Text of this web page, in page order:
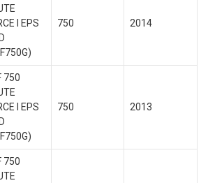
I EPS
750 2014
750
I EPS
750 2013
750